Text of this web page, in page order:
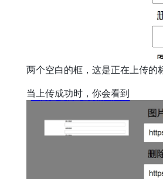
两个空白的框，这是正在上传的
当上传成功时，你会看到